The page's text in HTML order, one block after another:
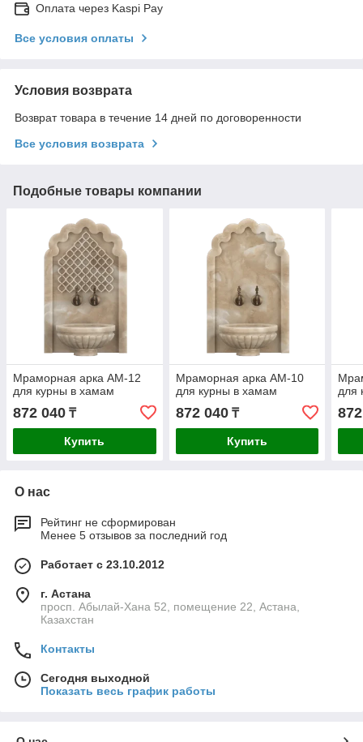
Оплата через Kaspi Pay
Все условия оплаты
Условия возврата
Возврат товара в течение 14 дней по договоренности
Все условия возврата
Подобные товары компании
Мраморная арка АМ-12
для курны в хамам
872 040 ₸
Купить
Мраморная арка АМ-10
для курны в хамам
872 040₸
Купить
для
О нас
Рейтинг не сформирован
Менее 5 отзывов за последний год
Работает с 23.10.2012
г. Астана
просп. Абылай-Хана 52, помещение 22, Астана,
Казахстан
Контакты
Сегодня выходной
Показать весь график работы